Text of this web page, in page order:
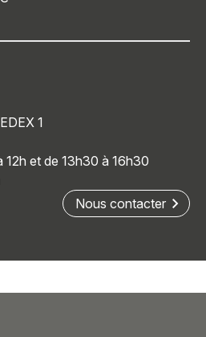
1
12h et de 13h30 à 16h30
Nous contacter